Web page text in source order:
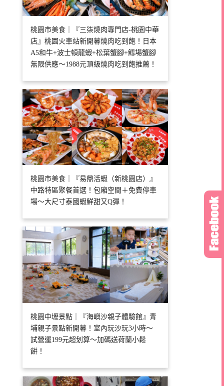
桃園市美食｜『三柒燒肉專門店-桃園中華
店』桃園火車站新開幕燒肉吃到飽！日本
A5和牛+波士頓龍蝦+松葉蟹腳+鱈場蟹腳
無限供應～1988元頂級燒肉吃到飽推薦！
桃園市美食｜『易鼎活蝦（新桃園店）』
中路特區聚餐首選！包廂空間＋免費停車
場～大尺寸泰國蝦鮮甜又Q彈！
桃園中壢景點｜『海嶼沙親子體驗館』青
埔親子景點新開幕！室內玩沙玩3小時～
試營運199元超划算～加碼送荷蘭小鬆
餅！